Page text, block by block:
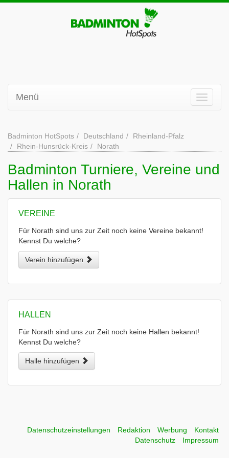
Menü
Badminton HotSpots Deutschland
Rheinland-Pfalz
Rhein-Hunsrück-Kreis
Norath
Badminton Turniere, Vereine und
Hallen in Norath
VEREINE
Für Norath sind uns zur Zeit noch keine Vereine bekannt!
Kennst Du welche?
Verein hinzufügen
HALLEN
Für Norath sind uns zur Zeit noch keine Hallen bekannt!
Kennst Du welche?
Halle hinzufügen
Datenschutzeinstellungen Redaktion Werbung
Kontakt
Datenschutz
Impressum